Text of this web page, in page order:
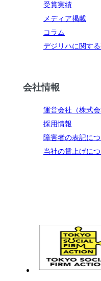
受賞実績
メディア掲載
コラム
デジリハに関す
会社情報
運営会社（株式会
採用情報
障害者の表記に
当社の賃上げに